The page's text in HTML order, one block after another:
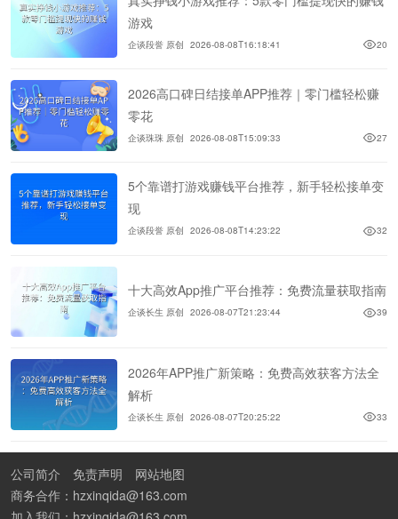
游戏
企谈段誉 原创 2026-08-08T16:18:41 20
2026高口碑日结接单APP推荐｜零门槛轻松赚
零花
企谈珠珠 原创 2026-08-08T15:09:33 27
5个靠谱打游戏赚钱平台推荐，新手轻松接单变
现
企谈段誉 原创 2026-08-08T14:23:22 32
十大高效App推广平台推荐：免费流量获取指南
企谈长生 原创 2026-08-07T21:23:44 39
2026年APP推广新策略：免费高效获客方法全
解析
企谈长生 原创 2026-08-07T20:25:22 33
公司简介 免责声明
网站地图
商务合作：hzxinqida@163.com